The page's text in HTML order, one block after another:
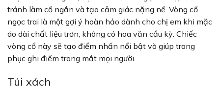
tránh làm cổ ngắn và tạo cảm giác nặng nề. Vòng cổ
ngọc trai là một gợi ý hoàn hảo dành cho chị em khi mặc
áo dài chất liệu trơn, không có hoa văn cầu kỳ. Chiếc
vòng cổ này sẽ tạo điểm nhấn nổi bật và giúp trang
phục ghi điểm trong mắt mọi người.
Túi xách